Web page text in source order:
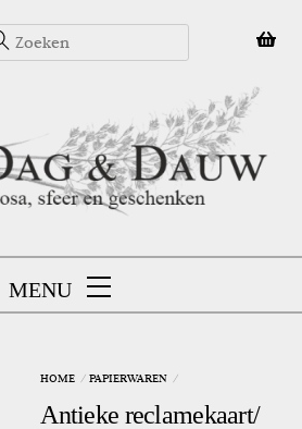
MENU
HOME PAPIERWAREN
Antieke reclamekaart/